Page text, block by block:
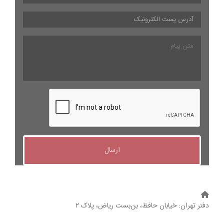
نام
خانوادگی * آدرس
پست
الکترونیک * متن
پیام
دفتر تهران: خیابان حافظ، بن‌بست ریاض، پلاک ۲